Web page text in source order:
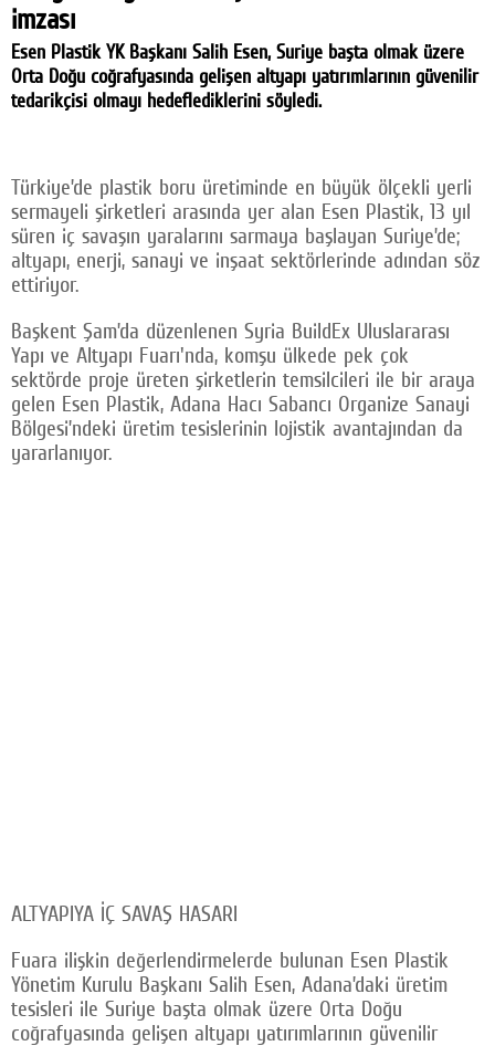
Facebook
Twitter
Google Plus
imzası
Esen Plastik YK Başkanı Salih Esen, Suriye başta olmak üzere
Orta Doğu coğrafyasında gelişen altyapı yatırımlarının güvenilir
tedarikçisi olmayı hedeflediklerini söyledi.
Türkiye’de plastik boru üretiminde en büyük ölçekli yerli
sermayeli şirketleri arasında yer alan Esen Plastik, 13 yıl
süren iç savaşın yaralarını sarmaya başlayan Suriye’de;
altyapı, enerji, sanayi ve inşaat sektörlerinde adından söz
ettiriyor.
Başkent Şam’da düzenlenen Syria BuildEx Uluslararası
Yapı ve Altyapı Fuarı'nda, komşu ülkede pek çok
sektörde proje üreten şirketlerin temsilcileri ile bir araya
gelen Esen Plastik, Adana Hacı Sabancı Organize Sanayi
Bölgesi’ndeki üretim tesislerinin lojistik avantajından da
yararlanıyor.
ALTYAPIYA İÇ SAVAŞ HASARI
Fuara ilişkin değerlendirmelerde bulunan Esen Plastik
Yönetim Kurulu Başkanı Salih Esen, Adana’daki üretim
tesisleri ile Suriye başta olmak üzere Orta Doğu
coğrafyasında gelişen altyapı yatırımlarının güvenilir